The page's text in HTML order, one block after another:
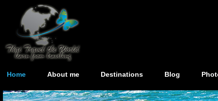
Home About me Destinations Blog